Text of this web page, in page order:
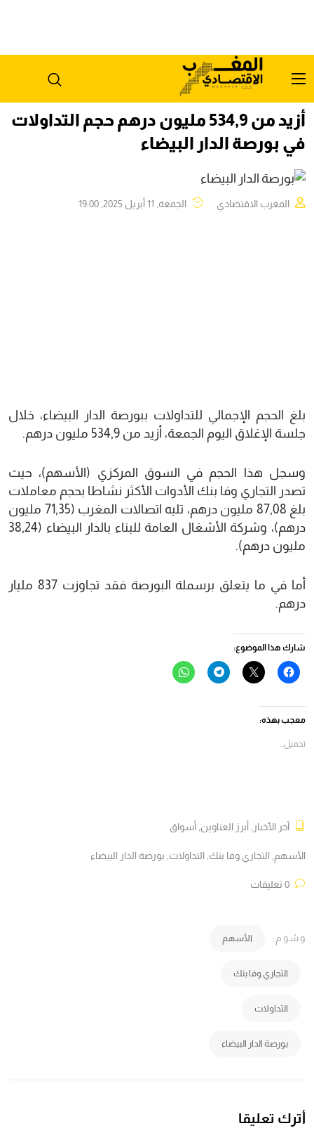
أزيد من 534,9 مليون درهم حجم التداولات
في بورصة الدار البيضاء
المغرب الاقتصادي الجمعة, 11 أبريل 2025, 19:00
بلغ الحجم الإجمالي للتداولات ببورصة الدار البيضاء، خلال
جلسة الإغلاق اليوم الجمعة، أزيد من 534,9 مليون درهم.
وسجل هذا الحجم في السوق المركزي (الأسهم)، حيث
تصدر التجاري وفا بنك الأدوات الأكثر نشاطا بحجم معاملات
بلغ 87,08 مليون درهم، تليه اتصالات المغرب (71,35 مليون
درهم)، وشركة الأشغال العامة للبناء بالدار البيضاء (38,24
مليون درهم).
أما في ما يتعلق برسملة البورصة فقد تجاوزت 837 مليار
درهم.
شارك هذا الموضوع:
انقر
للمشاركة
(فتح
في
نافذة
النقر
للمشاركة
انقر
للمشاركة
انقر
للمشاركة
معجب بهذه:
تحميل...
آخر الأخبار , أبرز العناوين, أسواق
الأسهم, التجاري وفا بنك, التداولات, بورصة الدار البيضاء
وسُوم: الأسهم
التجاري وفا بنك
التداولات
بورصة الدار البيضاء
أترك تعليقا